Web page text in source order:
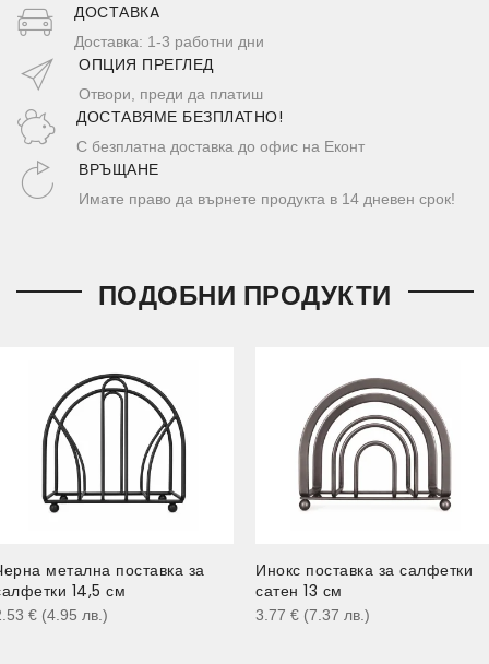
ДОСТАВКA
Доставка: 1-3 работни дни
ОПЦИЯ ПРЕГЛЕД
Отвори, преди да платиш
ДОСТАВЯМЕ БЕЗПЛАТНО!
С безплатна доставка до офис на Еконт
ВРЪЩАНЕ
Имате право да върнете продукта в 14 дневен срок!
ПОДОБНИ ПРОДУКТИ
метална поставка за
14,5 см
€ (4.95 лв. )
Инокс поставка за салфетки
сатен 13 см
3.77 € (7.37 лв. )